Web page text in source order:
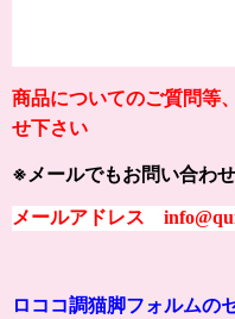
商品についてのご質問等
せ下さい
※メールでもお問い合わ
メールアドレス
ロココ調猫脚フォルムの